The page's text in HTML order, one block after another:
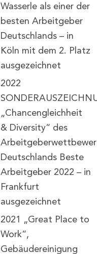
Wasserle als einer der
besten Arbeitgeber
Deutschlands – in
Köln mit dem 2. Platz
ausgezeichnet
2022
„Chancengleichheit
& Diversity“ des
Deutschlands Beste
Arbeitgeber 2022 – in
Frankfurt
ausgezeichnet
2021 „Great Place to
Work“,
Gebäudereinigung